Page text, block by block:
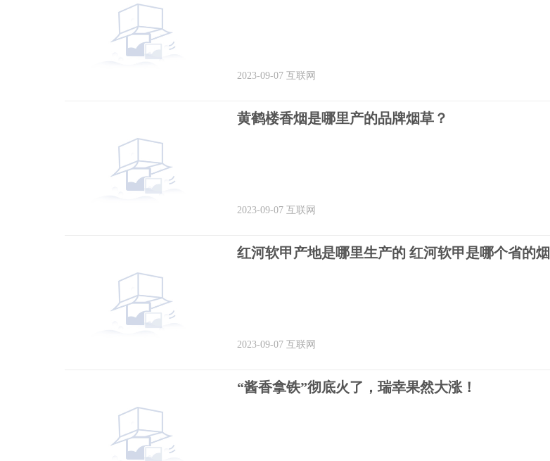
2023-09-07 互联网
黄鹤楼香烟是哪里产的品牌烟草？
2023-09-07 互联网
红河软甲产地是哪里生产的 红河软甲是哪个省的烟
2023-09-07 互联网
“酱香拿铁”彻底火了，瑞幸果然大涨！